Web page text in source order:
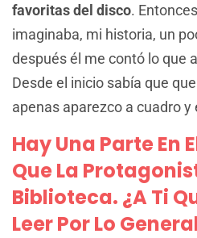
favoritas del disco.
imaginaba, mi historia, un
después él me contó lo que
Desde el inicio sabía que
apenas aparezco a cuadro y
Hay Una Parte En
Que La
Biblioteca. ¿A Ti
Leer Por Lo